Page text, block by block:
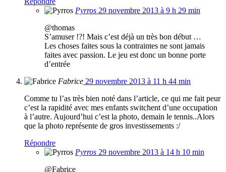
Pyrros 29 novembre 2013 à 9 h 29 min
@thomas
S’amuser !?! Mais c’est déjà un très bon début …
Les choses faites sous la contraintes ne sont jamais
faites avec passion. Le jeu est donc un bonne porte
d’entrée
Fabrice 29 novembre 2013 à 11 h 44 min
Comme tu l’as très bien noté dans l’article, ce qui me fait peur
c’est la rapidité avec mes enfants switchent d’une occupation
à l’autre. Aujourd’hui c’est la photo, demain le tennis..Alors
que la photo représente de gros investissements :/
Répondre
Pyrros 29 novembre 2013 à 14 h 10 min
@Fabrice